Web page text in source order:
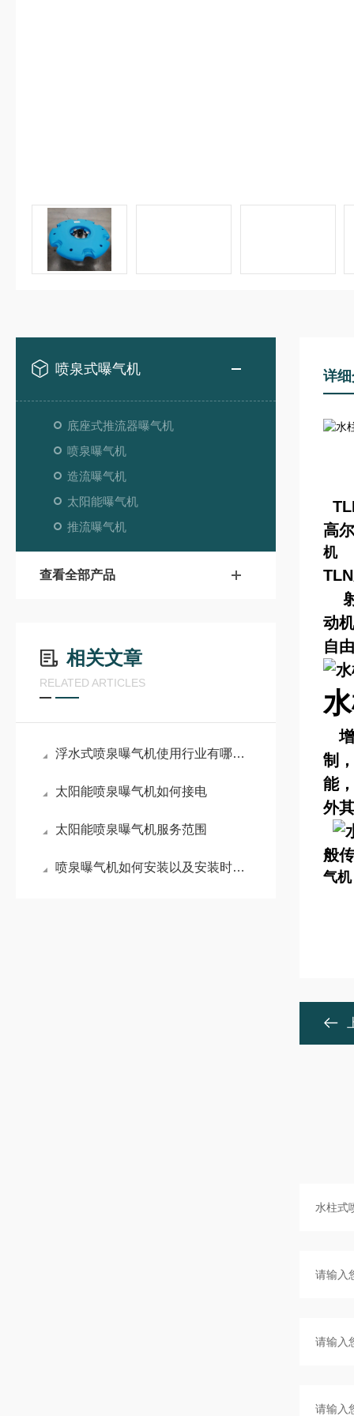
喷泉式曝气机
底座式推流器曝气机
喷泉曝气机
造流曝气机
太阳能曝气机
推流曝气机
查看全部产品
相关文章
RELATED ARTICLES
浮水式喷泉曝气机使用行业有哪些？
太阳能喷泉曝气机如何接电
太阳能喷泉曝气机服务范围
喷泉曝气机如何安装以及安装时注意事项
详
高
机
射
动
自
增
制
能
外
般
气机